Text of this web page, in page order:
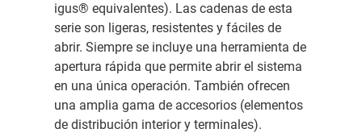
igus® equivalentes). Las cadenas de esta
serie son ligeras, resistentes y fáciles de
abrir. Siempre se incluye una herramienta de
apertura rápida que permite abrir el sistema
en una única operación. También ofrecen
una amplia gama de accesorios (elementos
de distribución interior y terminales).